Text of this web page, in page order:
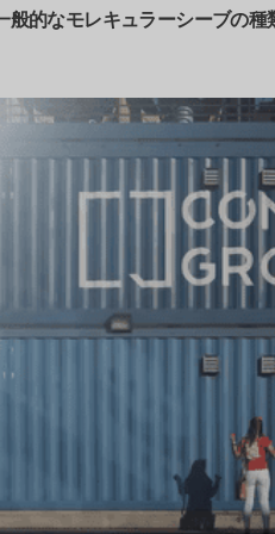
般的なモレキュラーシーブの種